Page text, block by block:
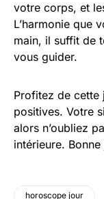
votre corps, et
L’harmonie que
main, il suffit de
vous guider.
Profitez de cette
positives. Votre
alors n’oubliez
intérieure.
horoscope jour